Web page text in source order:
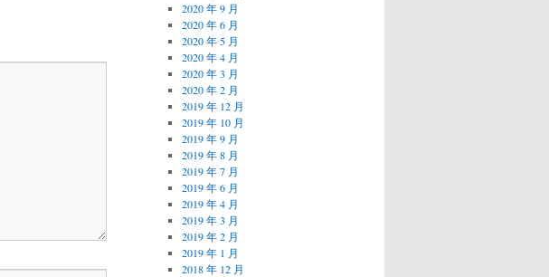
2020 年 9 月
2020 年 6 月
2020 年 5 月
2020 年 4 月
2020 年 3 月
2020 年 2 月
2019 年 12 月
2019 年 10 月
2019 年 9 月
2019 年 8 月
2019 年 7 月
2019 年 6 月
2019 年 4 月
2019 年 3 月
2019 年 2 月
2019 年 1 月
2018 年 12 月